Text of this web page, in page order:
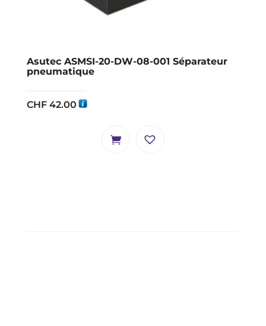
Asutec ASMSI-20-DW-08-001 Séparateur
pneumatique
CHF42.00